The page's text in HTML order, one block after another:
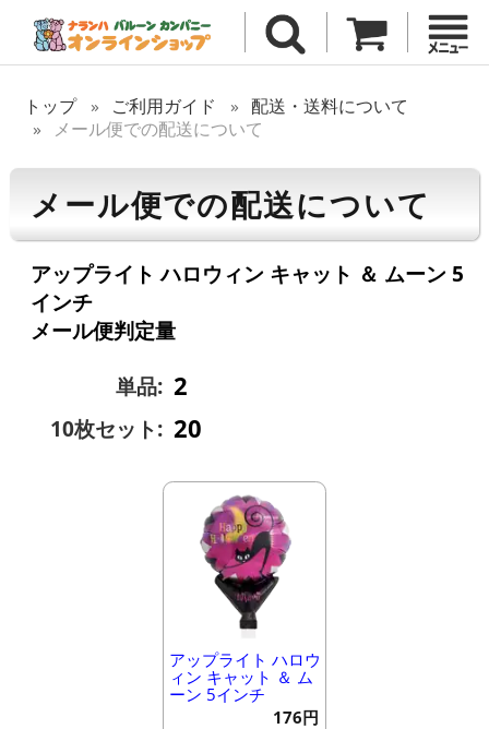
トップ ご利用ガイド
配送・送料について
メール便での配送について
メール便での配送について
アップライト ハロウィン キャット ＆ ムーン 5
インチ
メール便判定量
単品: 2
10枚セット: 20
アップライト ハロウ
ィン キャット ＆ ム
ーン 5インチ
176円